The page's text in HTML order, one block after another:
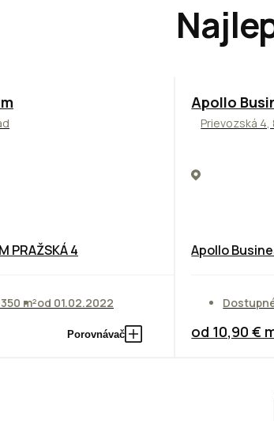
PRAŽSKÁ 4
m²od 01.02.2022
Porovnávač
TOP NOVINKA
Apollo
Prievozská 4,
Apollo
od 10,90 €